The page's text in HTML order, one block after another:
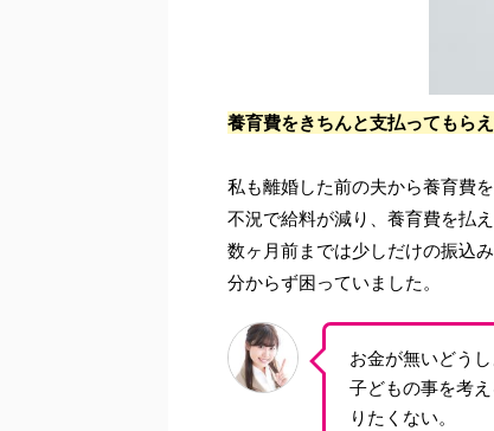
養育費をきちんと支払ってもら
私も離婚した前の夫から養育費
不況で給料が減り、養育費を払
数ヶ月前までは少しだけの振込
分からず困っていました。
お金が無いどうし
子どもの事を考
りたくない。